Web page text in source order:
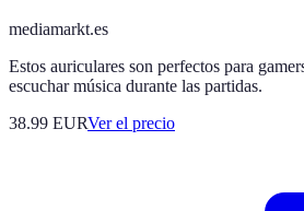
mediamarkt.es
Estos auriculares son perfectos para
escuchar música durante las partidas.
38.99 EURVer el precio